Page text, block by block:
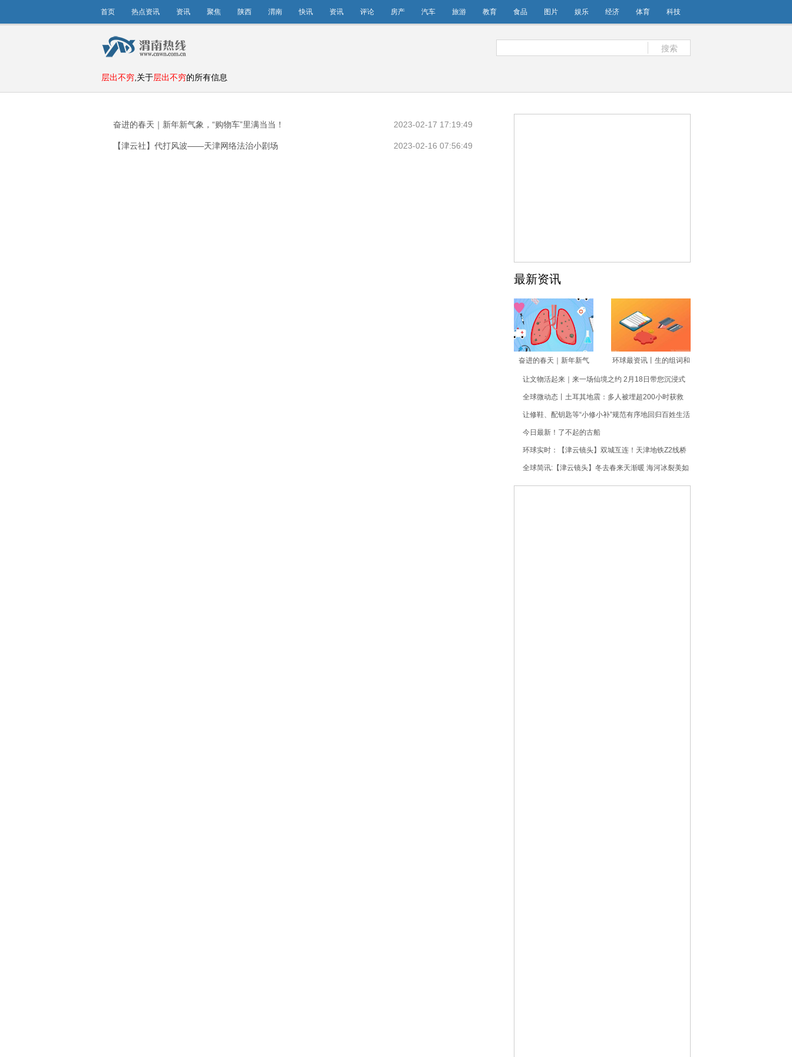
首页 热点资讯 资讯 聚焦 陕西 渭南 快讯 资讯 评论 房产 汽车 旅游 教育 食品 图片 娱乐 经济 体育 科技
搜索
层出不穷 ,关于层出不穷的所有信息
奋进的春天｜新年新气象，“购物车”里满当当！ 2023-02-17 17:19:49
【津云社】代打风波——天津网络法治小剧场 2023-02-16 07:56:49
最新资讯
奋进的春天｜新年新气
环球最资讯丨生的组词和
让文物活起来｜来一场仙境之约 2月18日带您沉浸式
体验《桃源仙境》
全球微动态丨土耳其地震：多人被埋超200小时获救
生命奇迹还在继续
让修鞋、配钥匙等“小修小补”规范有序地回归百姓生活
今日最新！了不起的古船
环球实时：【津云镜头】双城互连！天津地铁Z2线桥
梁工程进入全面架梁施工阶段
全球简讯:【津云镜头】冬去春来天渐暖 海河冰裂美如
画